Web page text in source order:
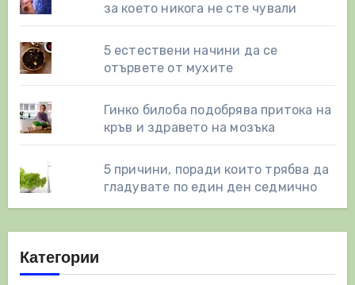
за което никога не сте чували
5 естествени начини да се
отървете от мухите
Гинко билоба подобрява притока на
кръв и здравето на мозъка
5 причини, поради които трябва да
гладувате по един ден седмично
Категории